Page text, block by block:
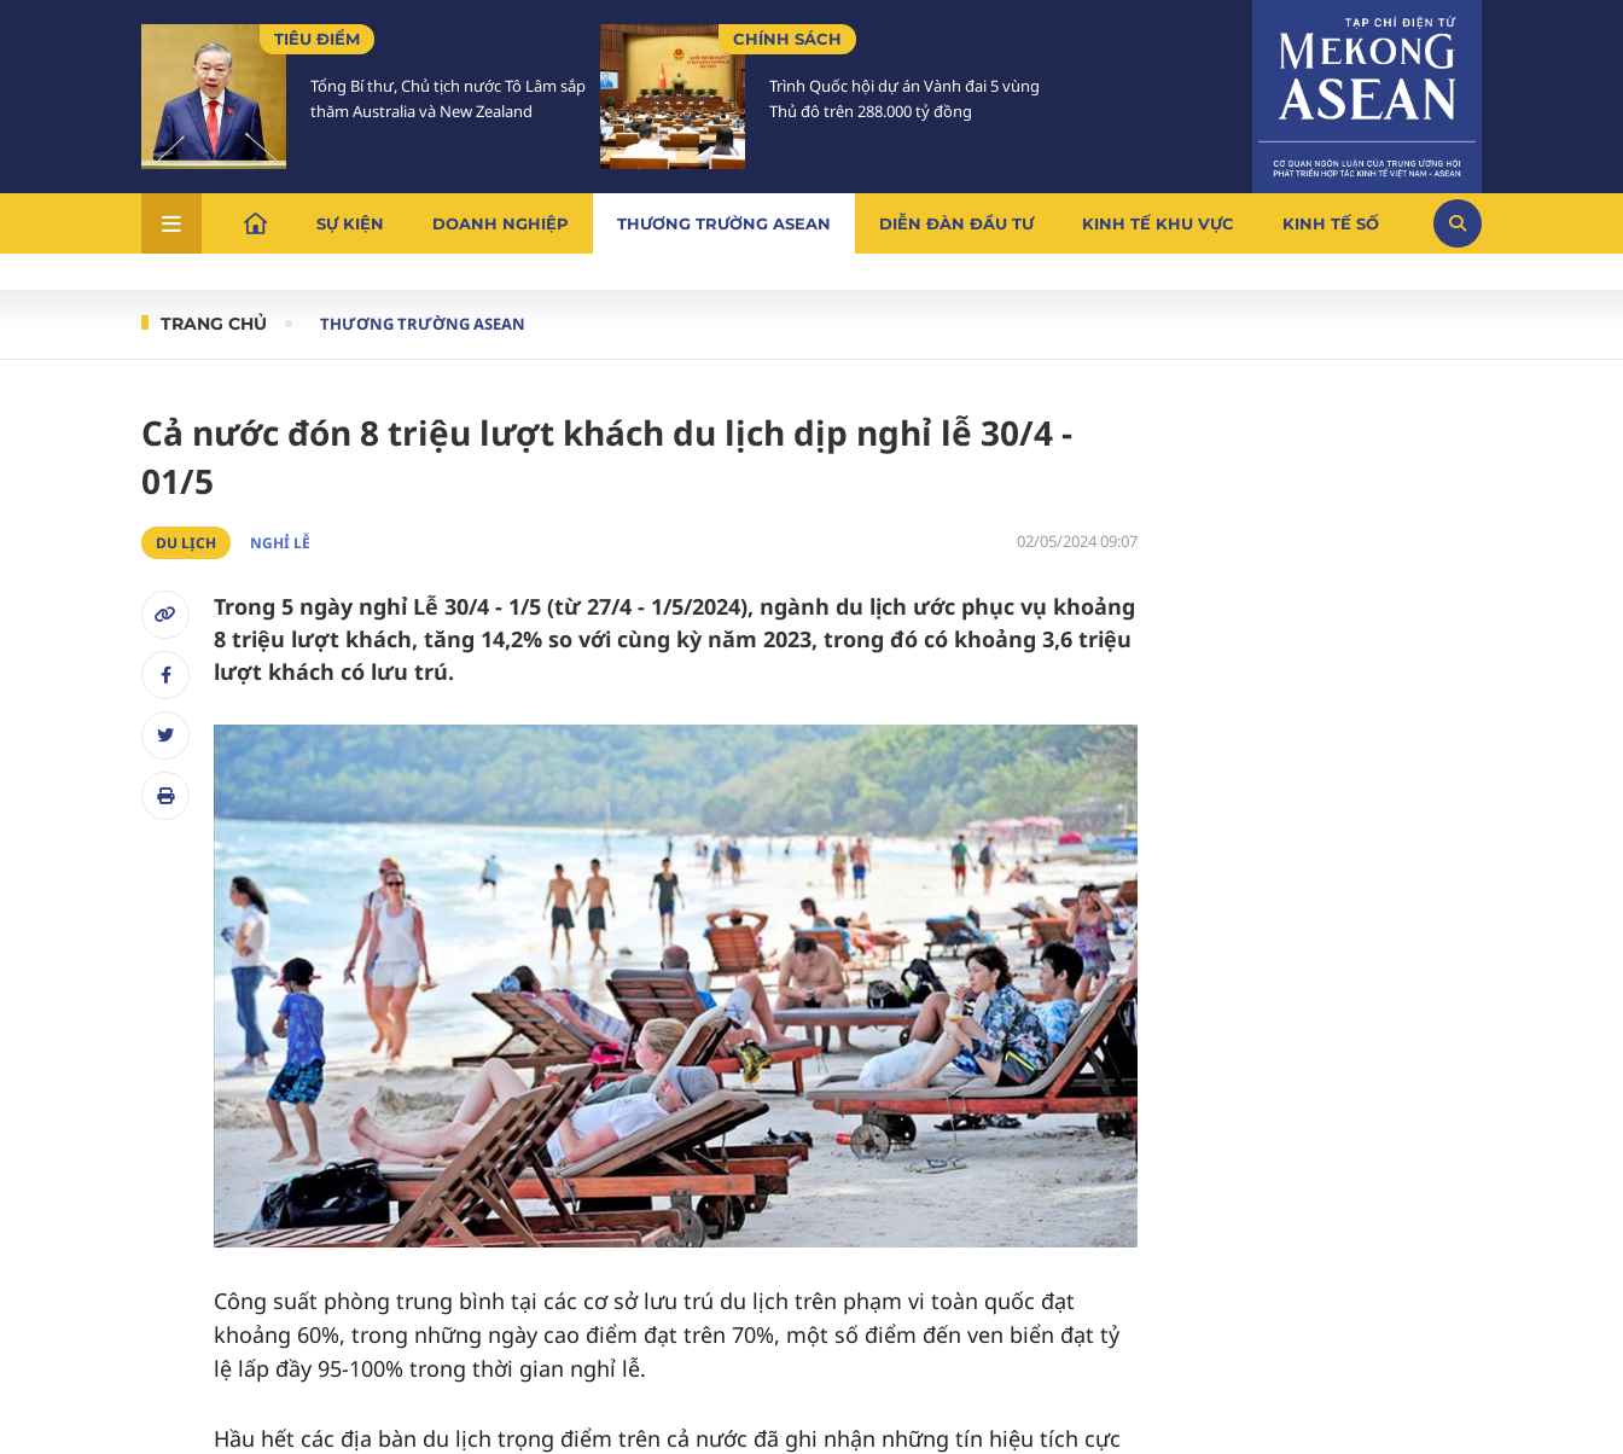
TIÊU ĐIỂM
Tổng Bí thư, Chủ tịch nước Tô Lâm sắp
thăm Australia và New Zealand
CHÍNH SÁCH
Trình Quốc hội dự án Vành đai 5 vùng
Thủ đô trên 288.000 tỷ đồng
SỰ KIỆN DOANH NGHIỆP THƯƠNG TRƯỜNG ASEAN DIỄN ĐÀN ĐẦU TƯ KINH TẾ KHU VỰC KINH TẾ SỐ
TRANG CHỦ THƯƠNG TRƯỜNG ASEAN
Cả nước đón 8 triệu lượt khách du lịch dịp nghỉ lễ 30/4 -
01/5
DU LỊCH NGHỈ LỄ 02/05/2024 09:07
Trong 5 ngày nghỉ Lễ 30/4 - 1/5 (từ 27/4 - 1/5/2024), ngành du lịch ước phục vụ khoảng
8 triệu lượt khách, tăng 14,2% so với cùng kỳ năm 2023, trong đó có khoảng 3,6 triệu
lượt khách có lưu trú.
Công suất phòng trung bình tại các cơ sở lưu trú du lịch trên phạm vi toàn quốc đạt
khoảng 60%, trong những ngày cao điểm đạt trên 70%, một số điểm đến ven biển đạt tỷ
lệ lấp đầy 95-100% trong thời gian nghỉ lễ.
Hầu hết các địa bàn du lịch trọng điểm trên cả nước đã ghi nhận những tín hiệu tích cực